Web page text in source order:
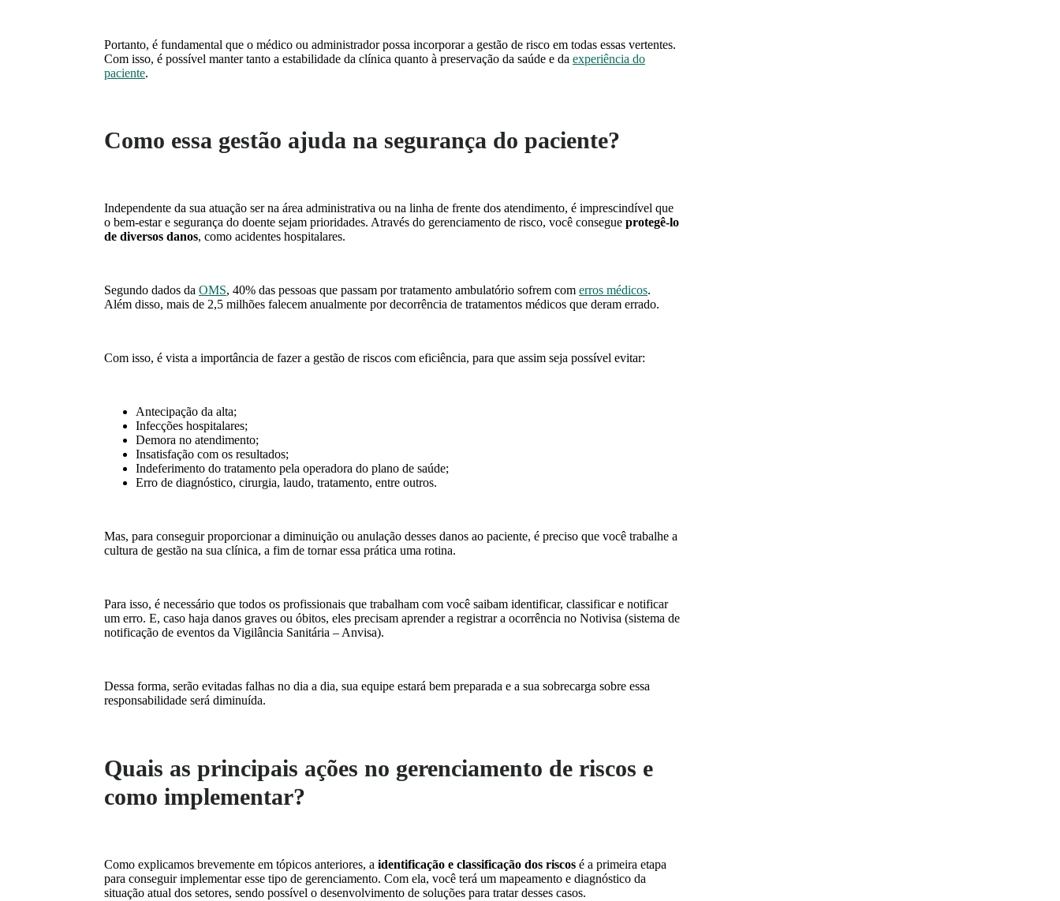
Portanto, é fundamental que o médico ou administrador possa incorporar a gestão de risco em todas essas vertentes.
Com isso, é possível manter tanto a estabilidade da clínica quanto à preservação da saúde e da experiência do
paciente.
Como essa gestão ajuda na segurança do paciente?
Independente da sua atuação ser na área administrativa ou na linha de frente dos atendimento, é imprescindível que
o bem-estar e segurança do doente sejam prioridades. Através do gerenciamento de risco, você consegue protegê-lo
de diversos danos, como acidentes hospitalares.
Segundo dados da OMS, 40% das pessoas que passam por tratamento ambulatório sofrem com erros médicos.
Além disso, mais de 2,5 milhões falecem anualmente por decorrência de tratamentos médicos que deram errado.
Com isso, é vista a importância de fazer a gestão de riscos com eficiência, para que assim seja possível evitar:
Antecipação da alta;
Infecções hospitalares;
Demora no atendimento;
Insatisfação com os resultados;
Indeferimento do tratamento pela operadora do plano de saúde;
Erro de diagnóstico, cirurgia, laudo, tratamento, entre outros.
Mas, para conseguir proporcionar a diminuição ou anulação desses danos ao paciente, é preciso que você trabalhe a
cultura de gestão na sua clínica, a fim de tornar essa prática uma rotina.
Para isso, é necessário que todos os profissionais que trabalham com você saibam identificar, classificar e notificar
um erro. E, caso haja danos graves ou óbitos, eles precisam aprender a registrar a ocorrência no Notivisa (sistema de
notificação de eventos da Vigilância Sanitária – Anvisa).
Dessa forma, serão evitadas falhas no dia a dia, sua equipe estará bem preparada e a sua sobrecarga sobre essa
responsabilidade será diminuída.
Quais as principais ações no gerenciamento de riscos e
como implementar?
Como explicamos brevemente em tópicos anteriores, a identificação e classificação dos riscos é a primeira etapa
para conseguir implementar esse tipo de gerenciamento. Com ela, você terá um mapeamento e diagnóstico da
situação atual dos setores, sendo possível o desenvolvimento de soluções para tratar desses casos.